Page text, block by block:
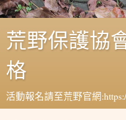
荒野保護協
格
活動報名請至荒野官網